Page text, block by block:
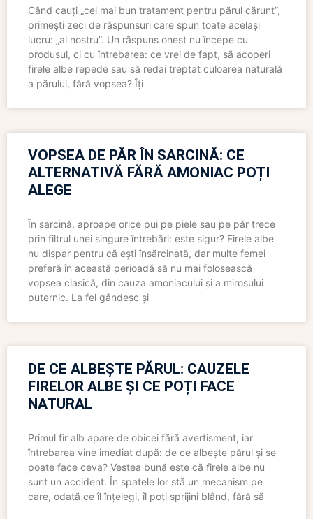
Când cauți „cel mai bun tratament pentru părul cărunt”,
primești zeci de răspunsuri care spun toate același
lucru: „al nostru”. Un răspuns onest nu începe cu
produsul, ci cu întrebarea: ce vrei de fapt, să acoperi
firele albe repede sau să redai treptat culoarea naturală
a părului, fără vopsea? Îți
VOPSEA DE PĂR ÎN SARCINĂ: CE
ALTERNATIVĂ FĂRĂ AMONIAC POȚI
ALEGE
În sarcină, aproape orice pui pe piele sau pe păr trece
prin filtrul unei singure întrebări: este sigur? Firele albe
nu dispar pentru că ești însărcinată, dar multe femei
preferă în această perioadă să nu mai folosească
vopsea clasică, din cauza amoniacului și a mirosului
puternic. La fel gândesc și
DE CE ALBEȘTE PĂRUL: CAUZELE
FIRELOR ALBE ȘI CE POȚI FACE
NATURAL
Primul fir alb apare de obicei fără avertisment, iar
întrebarea vine imediat după: de ce albește părul și se
poate face ceva? Vestea bună este că firele albe nu
sunt un accident. În spatele lor stă un mecanism pe
care, odată ce îl înțelegi, îl poți sprijini blând, fără să